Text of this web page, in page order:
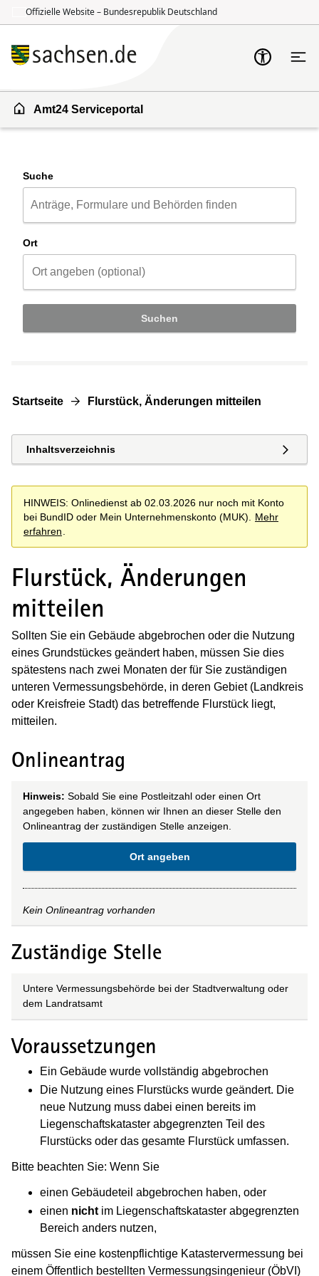
Offizielle Website – Bundesrepublik Deutschland
Amt24 Serviceportal
Suche
Ort
Suchen
Startseite Flurstück, Änderungen mitteilen
Inhaltsverzeichnis
HINWEIS: Onlinedienst ab 02.03.2026 nur noch mit Konto
bei BundID oder Mein Unternehmenskonto (MUK).
Mehr
erfahren
Flurstück, Änderungen
mitteilen
Sollten Sie ein Gebäude abgebrochen oder die Nutzung
eines Grundstückes geändert haben, müssen Sie dies
spätestens nach zwei Monaten der für Sie zuständigen
unteren Vermessungsbehörde, in deren Gebiet (Landkreis
oder Kreisfreie Stadt) das betreffende Flurstück liegt,
mitteilen.
Onlineantrag
Hinweis: Sobald Sie eine Postleitzahl oder einen Ort
angegeben haben, können wir Ihnen an dieser Stelle den
Onlineantrag der zuständigen Stelle anzeigen.
Ort angeben
Kein Onlineantrag vorhanden
Zuständige Stelle
Untere Vermessungsbehörde bei der Stadtverwaltung oder
dem Landratsamt
Voraussetzungen
Ein Gebäude wurde vollständig abgebrochen
Die Nutzung eines Flurstücks wurde geändert. Die
neue Nutzung muss dabei einen bereits im
Liegenschaftskataster abgegrenzten Teil des
Flurstücks oder das gesamte Flurstück umfassen.
Bitte beachten Sie: Wenn Sie
einen Gebäudeteil abgebrochen haben, oder
einen nicht im Liegenschaftskataster abgegrenzten
Bereich anders nutzen,
müssen Sie eine kostenpflichtige Katastervermessung bei
einem Öffentlich bestellten Vermessungsingenieur (ÖbVI)